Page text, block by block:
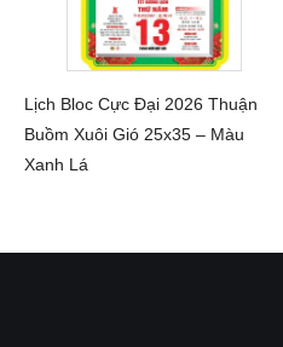
CHI TIẾT
Lịch Bloc Cực Đại 2026 Thuận
Buồm Xuôi Gió 25x35 – Màu
Xanh Lá